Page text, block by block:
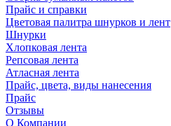
Прайс и справки
Цветовая палитра шнурков и лент
Шнурки
Хлопковая лента
Репсовая лента
Атласная лента
Прайс, цвета, виды нанесения
Прайс
Отзывы
О Компании